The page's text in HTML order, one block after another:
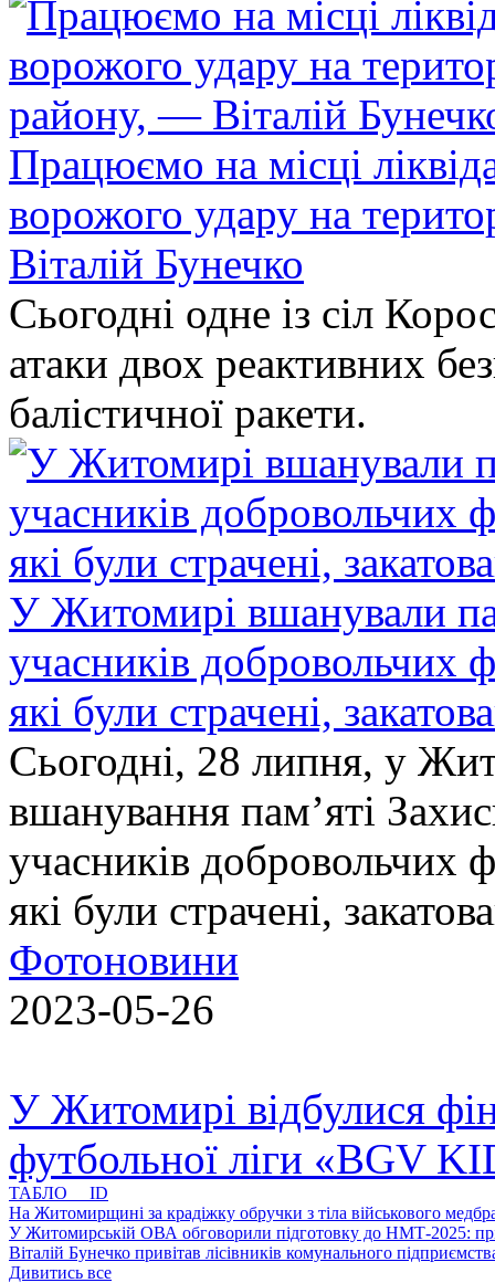
Працюємо на місці
ворожого удару на
Віталій Бунечко
Сьогодні одне із сіл
атаки двох реактивних
балістичної ракети.
У Житомирі вшанували
учасників добровольчих
які були страчені,
Сьогодні, 28 липня, у
вшанування пам’яті
учасників добровольчих
які були страчені,
Фотоновини
2023-05-26
У Житомирі відбулися
футбольної ліги «BGV
ТАБЛО ID
На Житомирщині за крадіжку обручки з тіла військового
У Житомирській ОВА обговорили підготовку до НМТ-2025:
Віталій Бунечко привітав лісівників комунального
Дивитись все